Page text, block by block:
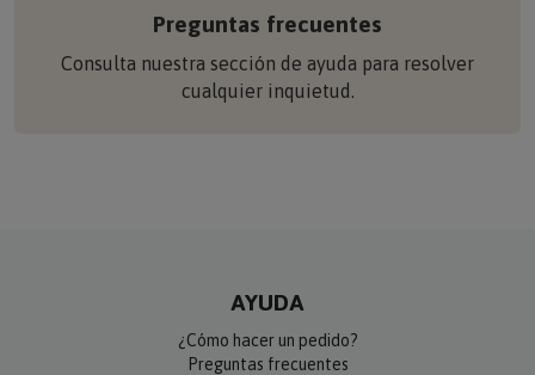
Preguntas frecuentes
Consulta nuestra sección de ayuda para resolver
cualquier inquietud.
AYUDA
¿Cómo hacer un pedido?
Preguntas frecuentes